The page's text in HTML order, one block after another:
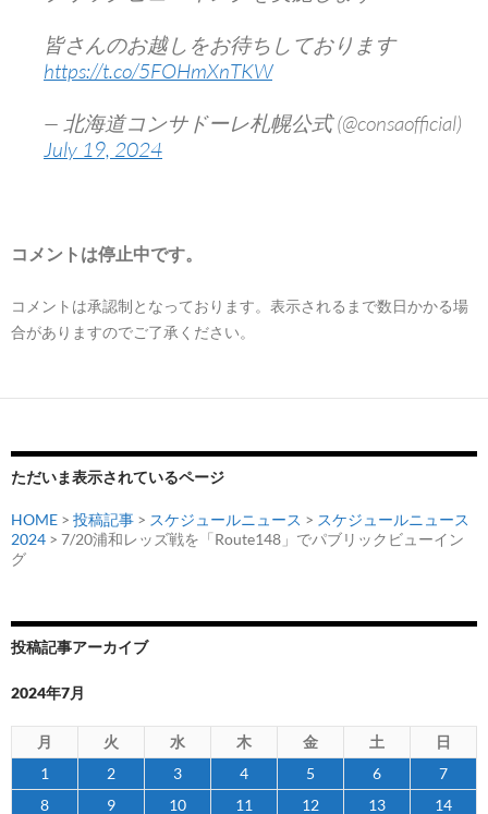
皆さんのお越しをお待ちしております
https://t.co/5FOHmXnTKW
— 北海道コンサドーレ札幌公式 (@consaofficial)
July 19, 2024
コメントは停止中です。
コメントは承認制となっております。表示されるまで数日かかる場
合がありますのでご了承ください。
ただいま表示されているページ
HOME > 投稿記事 > スケジュールニュース > スケジュールニュース
2024 > 7/20浦和レッズ戦を「Route148」でパブリックビューイン
グ
投稿記事アーカイブ
2024年7月
月 火 水 木 金 土
日
1
2 3 4 5 6
7
8
9 10 11 12 13
14